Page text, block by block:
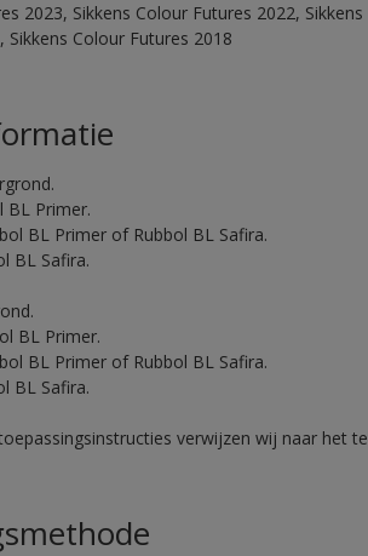
2023, Sikkens Colour Futures 2022,
Sikkens Colour Futures 2018
BL Primer.
BL Primer of Rubbol BL Safira.
BL Safira.
BL Primer.
BL Primer of Rubbol BL Safira.
BL Safira.
verwijzen wij naar het